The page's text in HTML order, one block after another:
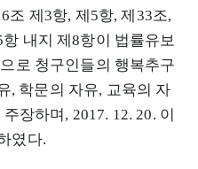
조 제3항, 제5항, 제33조,
내지 제8항이 법률유보
로 청구인들의 행복추구
, 학문의 자유, 교육의 자
장하며, 2017. 12. 20. 이
였다.